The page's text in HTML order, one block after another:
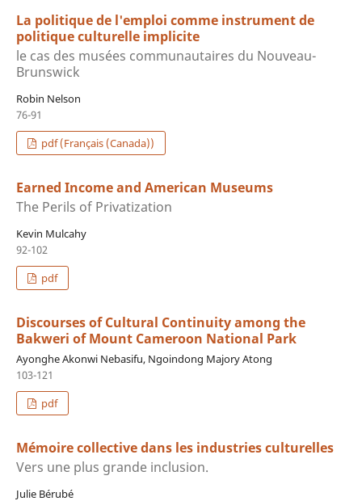
La politique de l'emploi comme instrument de
politique culturelle implicite
le cas des musées communautaires du Nouveau-
Brunswick
Robin Nelson
76-91
pdf (Français (Canada))
Earned Income and American Museums
The Perils of Privatization
Kevin Mulcahy
92-102
pdf
Discourses of Cultural Continuity among the
Bakweri of Mount Cameroon National Park
Ayonghe Akonwi Nebasifu, Ngoindong Majory Atong
103-121
pdf
Mémoire collective dans les industries culturelles
Vers une plus grande inclusion.
Julie Bérubé